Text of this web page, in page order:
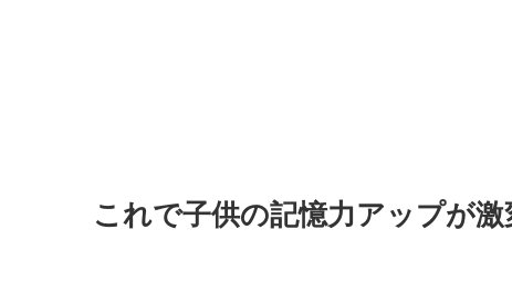
これで子供の記憶力アップが激